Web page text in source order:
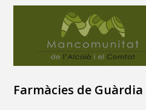
Farmàcies de Guàrdia